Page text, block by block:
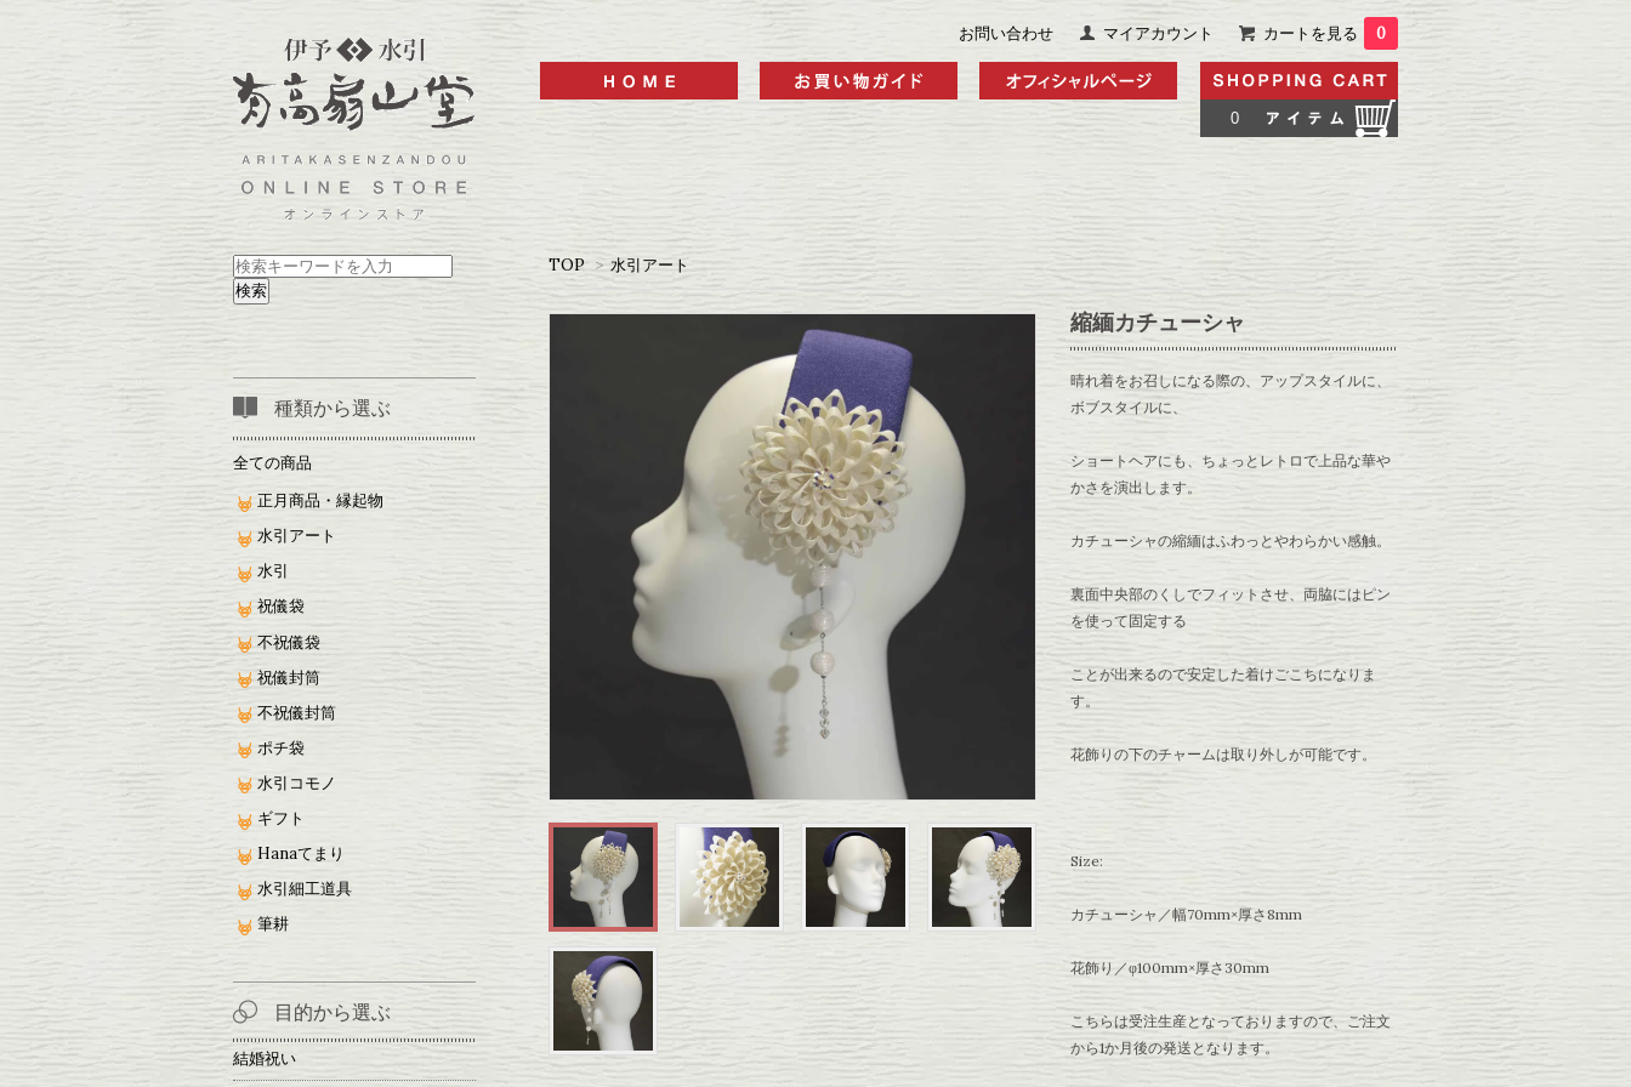
お問い合わせ マイアカウント カートを見る 0
0
TOP > 水引アート
縮緬カチューシャ
晴れ着をお召しになる際の、アップスタイルに、
ボブスタイルに、
ショートヘアにも、ちょっとレトロで上品な華や
かさを演出します。
カチューシャの縮緬はふわっとやわらかい感触。
裏面中央部のくしでフィットさせ、両脇にはピン
を使って固定する
ことが出来るので安定した着けごこちになりま
す。
花飾りの下のチャームは取り外しが可能です。
Size:
カチューシャ／幅70mm×厚さ8mm
花飾り／φ100mm×厚さ30mm
こちらは受注生産となっておりますので、ご注文
から1か月後の発送となります。
検索
種類から選ぶ
全ての商品
正月商品・縁起物
水引アート
水引
祝儀袋
不祝儀袋
祝儀封筒
不祝儀封筒
ポチ袋
水引コモノ
ギフト
Hanaてまり
水引細工道具
筆耕
目的から選ぶ
結婚祝い